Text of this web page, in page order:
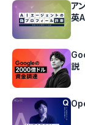
ア
英
説